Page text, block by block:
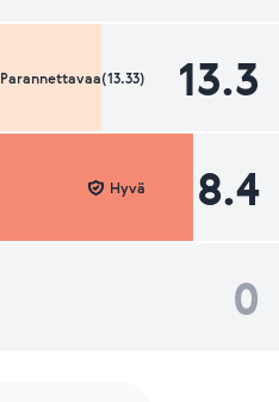
13.3
Parannettavaa(13.33)
8.4
Hyvä
0